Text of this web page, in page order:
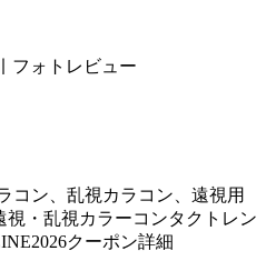
フォトレビュー
コン、乱視カラコン、遠視用
・乱視カラーコンタクトレン
クーポン詳細